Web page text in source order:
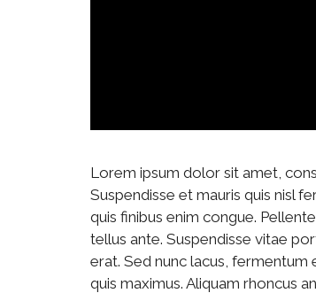
Lorem ipsum dolor sit amet,
Suspendisse et mauris quis nisl
quis finibus enim congue.
tellus ante. Suspendisse vitae
erat. Sed nunc lacus, fermentum
quis maximus. Aliquam rhoncus